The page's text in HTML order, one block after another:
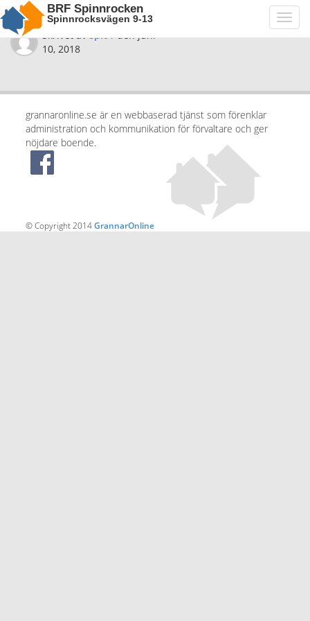
BRF Spinnrocken
Spinnrocksvägen 9-13
Skrivet avspi01denjuni
10, 2018
grannaronline.se är en webbaserad tjänst som förenklar
administration och kommunikation för förvaltare och ger
nöjdare boende.
© Copyright 2014GrannarOnline